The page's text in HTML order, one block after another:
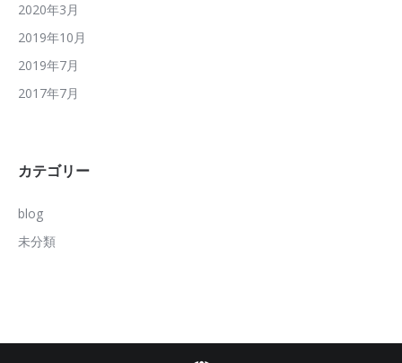
2020年3月
2019年10月
2019年7月
2017年7月
カテゴリー
blog
未分類